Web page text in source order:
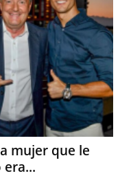
mujer que le